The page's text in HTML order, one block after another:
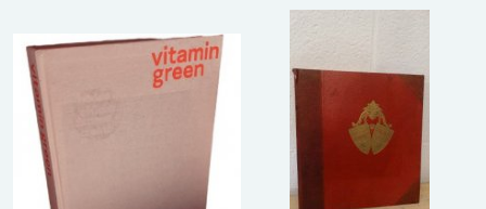
lamp/luchter
speelgoed
zilverwerk
klokken